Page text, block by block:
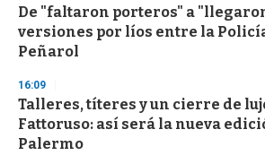
De "faltaron porteros" a
versiones por líos entre la
Peñarol
16:09
Talleres, títeres y un cierre de
Fattoruso: así será la nueva
Palermo